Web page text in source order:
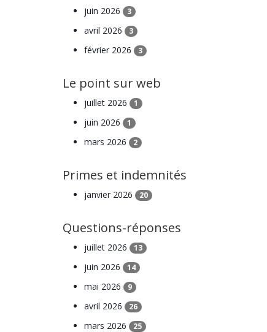
juin 2026 3
avril 2026 3
février 2026 3
Le point sur web
juillet 2026 1
juin 2026 1
mars 2026 2
Primes et indemnités
janvier 2026 20
Questions-réponses
juillet 2026 13
juin 2026 14
mai 2026 9
avril 2026 26
mars 2026 25